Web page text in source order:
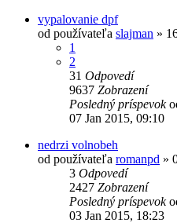
vypalovanie dpf
od používateľa slajman »
1
2
31 Odpovedí
9637 Zobrazení
Posledný príspevok
07 Jan 2015, 09:10
nedrzi volnobeh
od používateľa romanpd »
3 Odpovedí
2427 Zobrazení
Posledný príspevok
03 Jan 2015, 18:23